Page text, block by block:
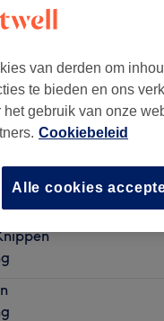
van derden om
te bieden en ons
gebruik van onze
Cookiebeleid
Alle cookies